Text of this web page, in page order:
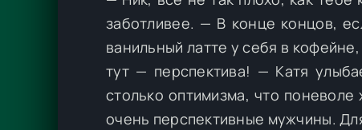
заботливее. — В конце концов,
ванильный латте у себя в
тут — перспектива! — Катя
столько оптимизма, что
очень перспективные мужчины.